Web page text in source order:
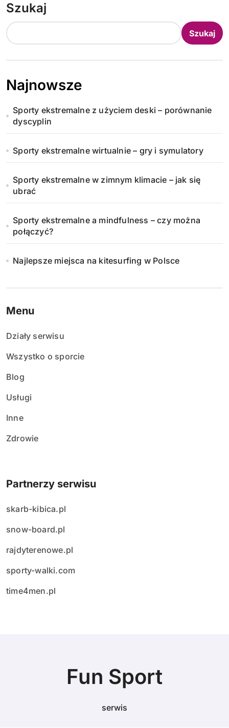
Szukaj
Szukaj
Najnowsze
Sporty ekstremalne z użyciem deski – porównanie
dyscyplin
Sporty ekstremalne wirtualnie – gry i symulatory
Sporty ekstremalne w zimnym klimacie – jak się
ubrać
Sporty ekstremalne a mindfulness – czy można
połączyć?
Najlepsze miejsca na kitesurfing w Polsce
Menu
Działy serwisu
Wszystko o sporcie
Blog
Usługi
Inne
Zdrowie
Partnerzy serwisu
skarb-kibica.pl
snow-board.pl
rajdyterenowe.pl
sporty-walki.com
time4men.pl
Fun Sport
serwis